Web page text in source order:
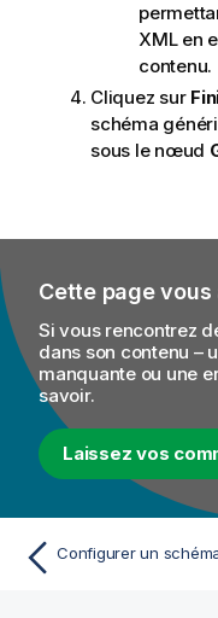
XML en
contenu.
Cliquez sur
schéma
sous le nœud
Cette page
Si vous rencontrez
dans son contenu –
manquante ou une
savoir.
Laissez vos